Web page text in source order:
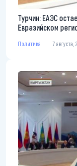
Турчин: ЕАЭС
Евразийском
Политика 7 августа,